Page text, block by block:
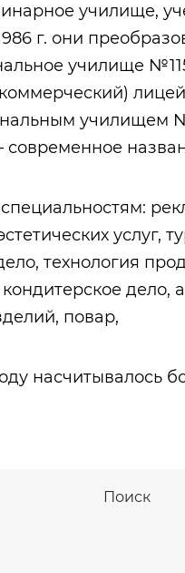
училище,
г. они
училище
лицей
училищем
современное
услуг,
технология
дело,
повар,
насчитывалось
Поиск